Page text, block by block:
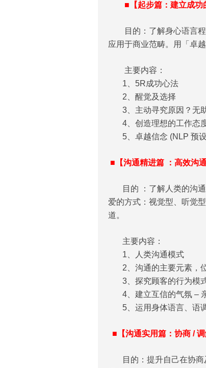
■【起步篇：建立成功
目的：了解身心语言
应用于商业范畴。用「卓
主要内容：
1、5R成功心法
2、醒觉及选择
3、主动寻究原因？无助
4、创造理想的工作态
5、卓越信念 (NLP 预
■【沟通精进篇 ：高效沟通
目的 ：了解人类的沟
爱的方式：视觉型、听觉
道。
主要内容：
1、人类沟通模式
2、沟通的主要元素，
3、探究顾客的行为模式
4、建立互信的气氛 –
5、运用身体语言、语调
■【沟通实用篇：协商 / 调
目的：提升自己在协